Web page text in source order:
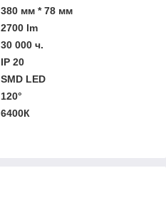
380 мм * 78 мм
2700 lm
30 000 ч.
IP 20
SMD LED
120°
6400К